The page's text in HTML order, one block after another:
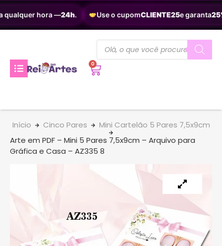
hora —24h. Use o cupomCLIENTE25e garanta25%
0
Início Cinco Pares
Mini Cartelão 5 Pares 7,5x9cm
Arte em PDF – Mini 5 Pares 7,5x9cm – Arquivo para
Gráfica e Casa – AZ335 8